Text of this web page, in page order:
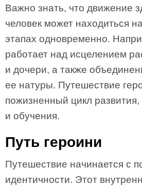
Важно знать, что движение
человек может находиться
этапах одновременно.
работает над исцелением
и дочери, а также
ее натуры. Путешествие
пожизненный цикл развития,
и обучения.
Путь героини
Путешествие начинается с
идентичности. Этот